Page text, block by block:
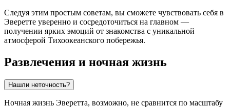
Следуя этим простым советам, вы сможете чувствовать себя в
Эверетте уверенно и сосредоточиться на главном —
получении ярких эмоций от знакомства с уникальной
атмосферой Тихоокеанского побережья.
Развлечения и ночная жизнь
Нашли неточность?
Ночная жизнь Эверетта, возможно, не сравнится по масштабу